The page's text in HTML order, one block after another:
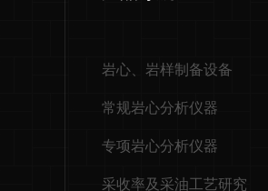
岩心、岩样制备设备
常规岩心分析仪器
专项岩心分析仪器
采收率及采油工艺研究